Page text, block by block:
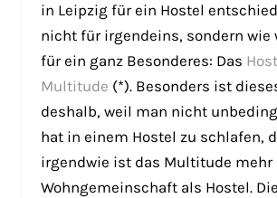
in Leipzig für ein Hostel
nicht für irgendeins, sondern wie
für ein ganz Besonderes: Das
Multitude (*). Besonders ist
deshalb, weil man nicht
hat in einem Hostel zu schlafen,
irgendwie ist das Multitude mehr
Wohngemeinschaft als Hostel.